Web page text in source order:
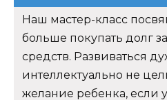
Наш мастер-класс
больше покупать долг
средств. Развиваться
интеллектуально не
желание ребенка, если